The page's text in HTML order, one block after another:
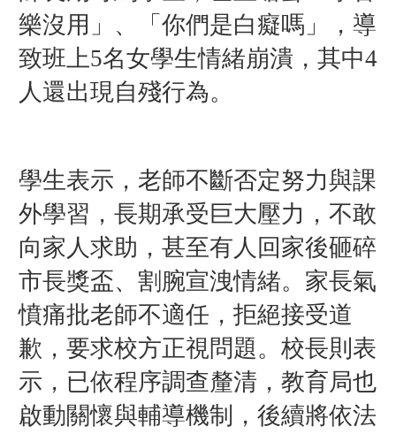
樂沒用」、「你們是白癡嗎」，導
致班上5名女學生情緒崩潰，其中4
人還出現自殘行為。
學生表示，老師不斷否定努力與課
外學習，長期承受巨大壓力，不敢
向家人求助，甚至有人回家後砸碎
市長獎盃、割腕宣洩情緒。家長氣
憤痛批老師不適任，拒絕接受道
歉，要求校方正視問題。校長則表
示，已依程序調查釐清，教育局也
啟動關懷與輔導機制，後續將依法